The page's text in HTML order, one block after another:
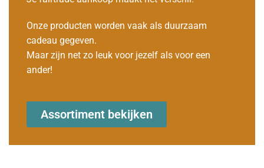
Onze producten worden vaak als duurzaam
cadeau gegeven.
Maar zijn net zo leuk voor jezelf als voor een
ander!
Assortiment bekijken